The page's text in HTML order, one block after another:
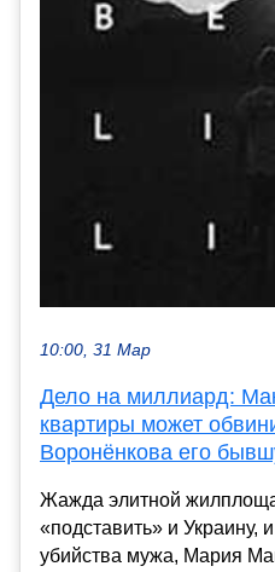
10:00, 31 Мар
Дело на миллиард:
квартиры может
Воронёнкова его
Жажда элитной
«подставить» и
убийства мужа, Мария